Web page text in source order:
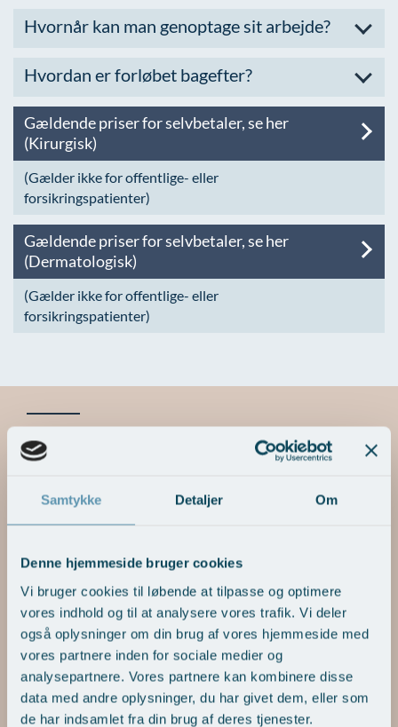
Samtykke Detaljer Om
Denne hjemmeside bruger cookies
Vi bruger cookies til løbende at tilpasse og optimere
vores indhold og til at analysere vores trafik. Vi deler
også oplysninger om din brug af vores hjemmeside med
vores partnere inden for sociale medier og
analysepartnere. Vores partnere kan kombinere disse
data med andre oplysninger, du har givet dem, eller som
de har indsamlet fra din brug af deres tjenester.
Hvornår kan man genoptage sit arbejde?
Hvordan er forløbet bagefter?
Gældende priser for selvbetaler, se her
(Kirurgisk)
(Gælder ikke for offentlige- eller
forsikringspatienter)
Gældende priser for selvbetaler, se her
(Dermatologisk)
(Gælder ikke for offentlige- eller
forsikringspatienter)
Før/efterbilleder - Hudkræft